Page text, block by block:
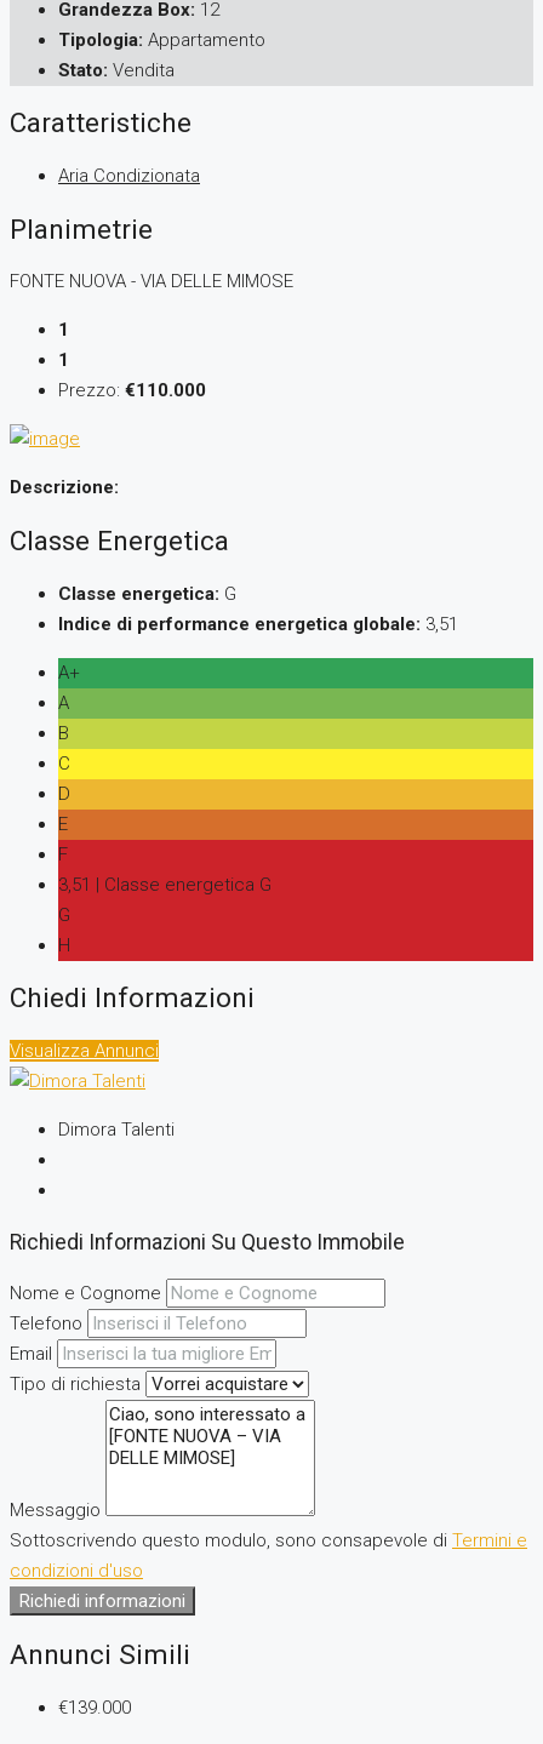
Grandezza Box: 12
Tipologia: Appartamento
Stato: Vendita
Caratteristiche
Aria Condizionata
Planimetrie
FONTE NUOVA - VIA DELLE MIMOSE
1
1
Prezzo: €110.000
Descrizione:
Classe Energetica
Classe energetica: G
Indice di performance energetica globale: 3,51
A+
A
B
C
D
E
F
3,51 | Classe energetica G
G
H
Chiedi Informazioni
Visualizza Annunci
Dimora Talenti
Richiedi Informazioni Su Questo Immobile
Nome e Cognome
Telefono
Email
Tipo di richiesta
Messaggio
Sottoscrivendo questo modulo, sono consapevole di Termini e
condizioni d'uso
Richiedi informazioni
Annunci Simili
€139.000